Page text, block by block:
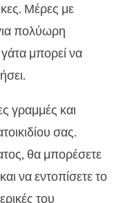
Μέρες με
πολύωρη
μπορεί να
γραμμές και
σας.
θα μπορέσετε
να εντοπίσετε το
του